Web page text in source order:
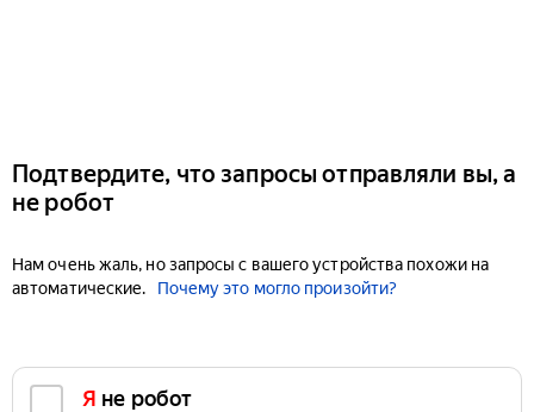
Подтвердите, что запросы отправляли вы, а
не робот
Нам очень жаль, но запросы с вашего устройства похожи на
автоматические.
Почему это могло произойти?
Я не робот